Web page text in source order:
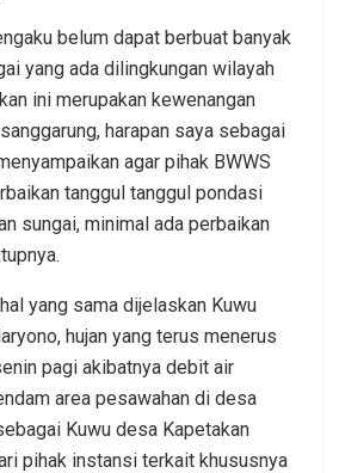
belum dapat berbuat banyak
yang ada dilingkungan wilayah
ini merupakan kewenangan
harapan saya sebagai
agar pihak BWWS
tanggul tanggul pondasi
sungai, minimal ada perbaikan
yang sama dijelaskan Kuwu
hujan yang terus menerus
pagi akibatnya debit air
area pesawahan di desa
Kuwu desa Kapetakan
pihak instansi terkait khususnya